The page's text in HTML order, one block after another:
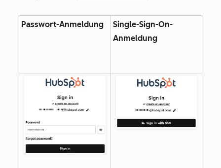
Passwort-Anmeldung
Single-Sign-On-
Anmeldung